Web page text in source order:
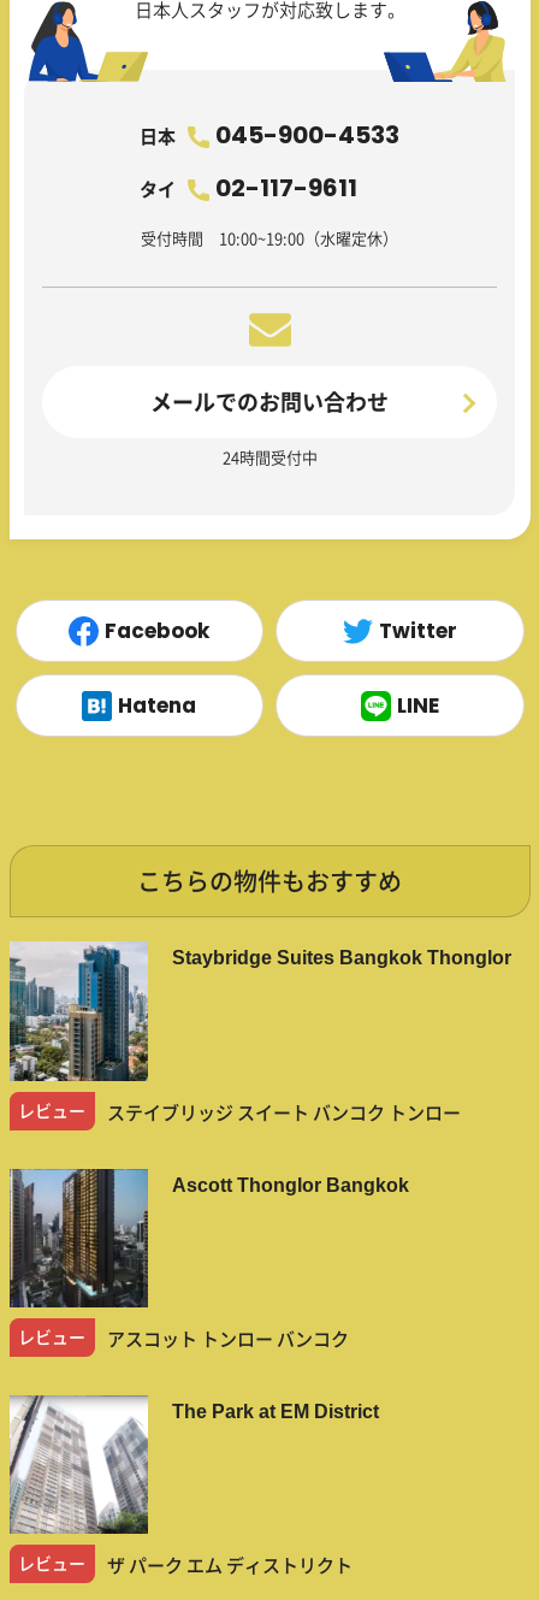
日本人スタッフが対応致します。
日本 045-900-4533
タイ 02-117-9611
受付時間 10:00~19:00（水曜定休）
メールでのお問い合わせ
24時間受付中
Facebook Twitter
Hatena LINE
こちらの物件もおすすめ
Staybridge Suites Bangkok Thonglor
レビュー ステイブリッジ スイート バンコク トンロー
Ascott Thonglor Bangkok
レビュー アスコット トンロー バンコク
The Park at EM District
レビュー ザ パーク エム ディストリクト